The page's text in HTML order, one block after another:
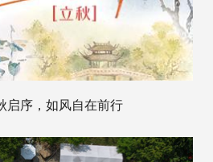
启序，如风自在前行